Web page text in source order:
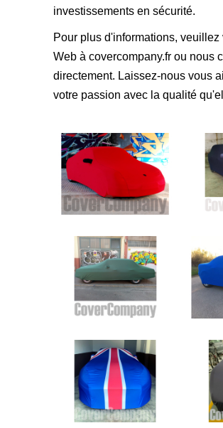
investissements en sécurité.
Pour plus d'informations, veuillez
Web à covercompany.fr ou nous
directement. Laissez-nous vous
votre passion avec la qualité